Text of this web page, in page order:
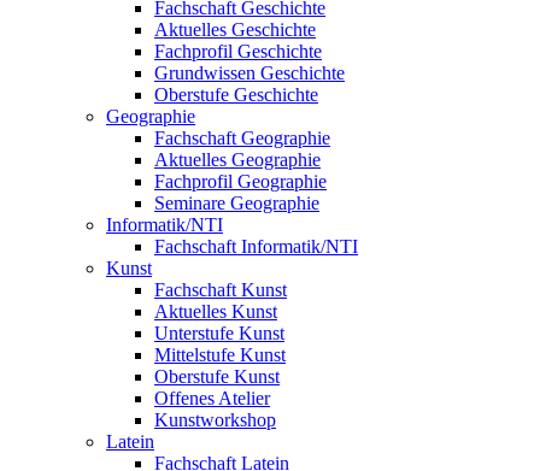
Fachschaft Geschichte
Aktuelles Geschichte
Fachprofil Geschichte
Grundwissen Geschichte
Oberstufe Geschichte
Geographie
Fachschaft Geographie
Aktuelles Geographie
Fachprofil Geographie
Seminare Geographie
Informatik/NTI
Fachschaft Informatik/NTI
Kunst
Fachschaft Kunst
Aktuelles Kunst
Unterstufe Kunst
Mittelstufe Kunst
Oberstufe Kunst
Offenes Atelier
Kunstworkshop
Latein
Fachschaft Latein